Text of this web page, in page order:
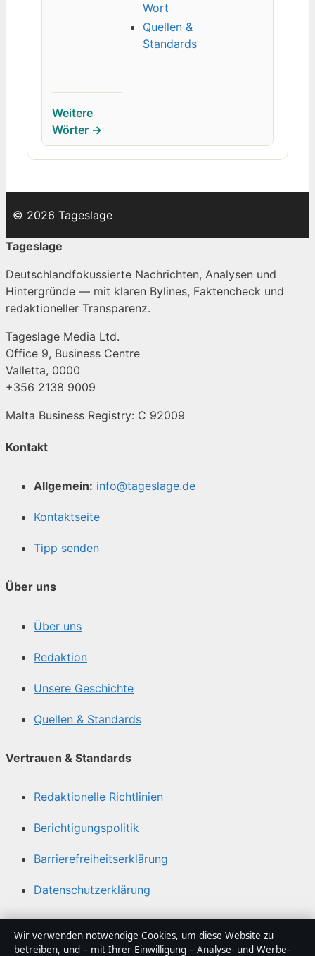
Wort
Quellen &
Standards
Weitere
Wörter →
© 2026 Tageslage
Tageslage
Deutschlandfokussierte Nachrichten, Analysen und
Hintergründe — mit klaren Bylines, Faktencheck und
redaktioneller Transparenz.
Tageslage Media Ltd.
Office 9, Business Centre
Valletta, 0000
+356 2138 9009
Malta Business Registry: C 92009
Kontakt
Allgemein: info@tageslage.de
Kontaktseite
Tipp senden
Über uns
Über uns
Redaktion
Unsere Geschichte
Quellen & Standards
Vertrauen & Standards
Redaktionelle Richtlinien
Berichtigungspolitik
Barrierefreiheitserklärung
Datenschutzerklärung
Über Tageslage in Kürze
Wir verwenden notwendige Cookies, um diese Website zu
betreiben, und – mit Ihrer Einwilligung – Analyse- und Werbe-